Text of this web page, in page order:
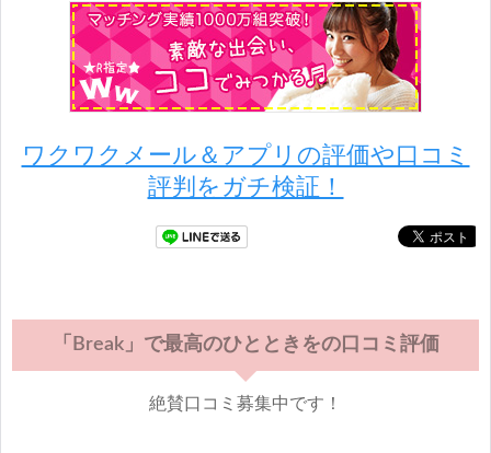
ワクワクメール＆アプリの評価や口コミ
評判をガチ検証！
「Break」で最高のひとときをの口コミ評価
絶賛口コミ募集中です！